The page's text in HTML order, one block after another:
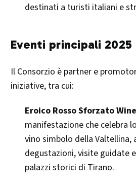
destinati a turisti italiani e
Eventi principali 2025
Il Consorzio è partner e
iniziative, tra cui:
Eroico Rosso Sforzato
manifestazione che celebra
vino simbolo della Valtellina,
degustazioni, visite guidate
palazzi storici di Tirano.